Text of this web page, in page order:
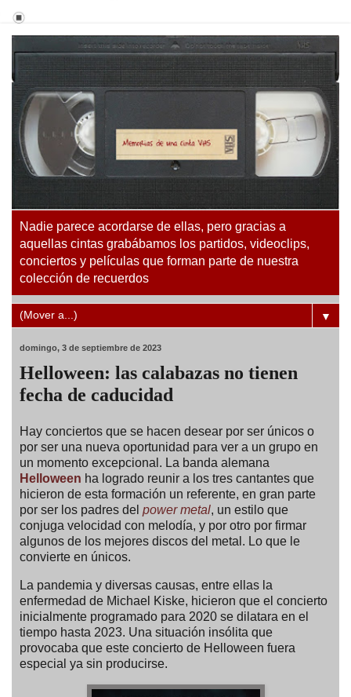
Nadie parece acordarse de ellas, pero gracias a
aquellas cintas grabábamos los partidos, videoclips,
conciertos y películas que forman parte de nuestra
colección de recuerdos
▼
domingo, 3 de septiembre de 2023
Helloween: las calabazas no tienen
fecha de caducidad
Hay conciertos que se hacen desear por ser únicos o
por ser una nueva oportunidad para ver a un grupo en
un momento excepcional. La banda alemana
Helloween ha logrado reunir a los tres cantantes que
hicieron de esta formación un referente, en gran parte
por ser los padres del power metal, un estilo que
conjuga velocidad con melodía, y por otro por firmar
algunos de los mejores discos del metal. Lo que le
convierte en únicos.
La pandemia y diversas causas, entre ellas la
enfermedad de Michael Kiske, hicieron que el concierto
inicialmente programado para 2020 se dilatara en el
tiempo hasta 2023. Una situación insólita que
provocaba que este concierto de Helloween fuera
especial ya sin producirse.